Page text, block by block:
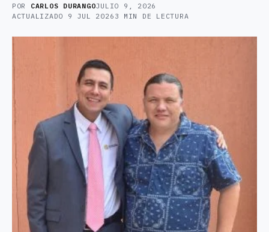
POR CARLOS DURANGOJULIO 9, 2026
ACTUALIZADO 9 JUL 2026 3 MIN DE LECTURA